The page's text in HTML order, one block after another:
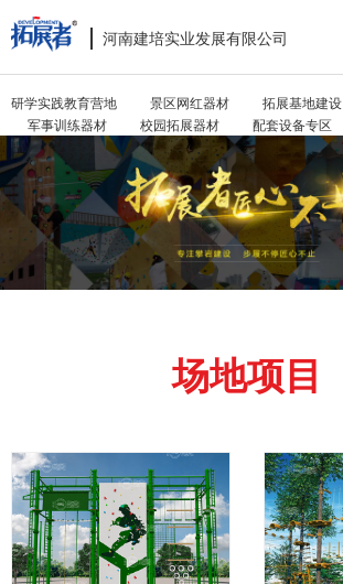
河南建培实业发展有限公司
研学实践教育营地 景区网红器材 拓展基地建设
军事训练器材
校园拓展器材 配套设备专区
场地项目